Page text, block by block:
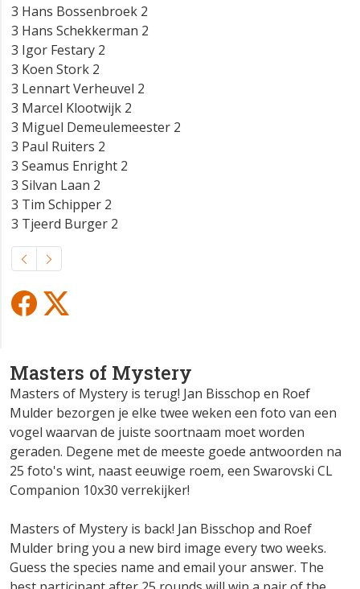
Masters of Mystery
Masters of Mystery is terug! Jan Bisschop en Roef
Mulder bezorgen je elke twee weken een foto van een
vogel waarvan de juiste soortnaam moet worden
geraden. Degene met de meeste goede antwoorden na
25 foto's wint, naast eeuwige roem, een Swarovski CL
Companion 10x30 verrekijker!
Masters of Mystery is back! Jan Bisschop and Roef
Mulder bring you a new bird image every two weeks.
Guess the species name and email your answer. The
3 Hans Bossenbroek 2
3 Hans Schekkerman 2
3 Igor Festary 2
3 Koen Stork 2
3 Lennart Verheuvel 2
3 Marcel Klootwijk 2
3 Miguel Demeulemeester 2
3 Paul Ruiters 2
3 Seamus Enright 2
3 Silvan Laan 2
3 Tim Schipper 2
3 Tjeerd Burger 2